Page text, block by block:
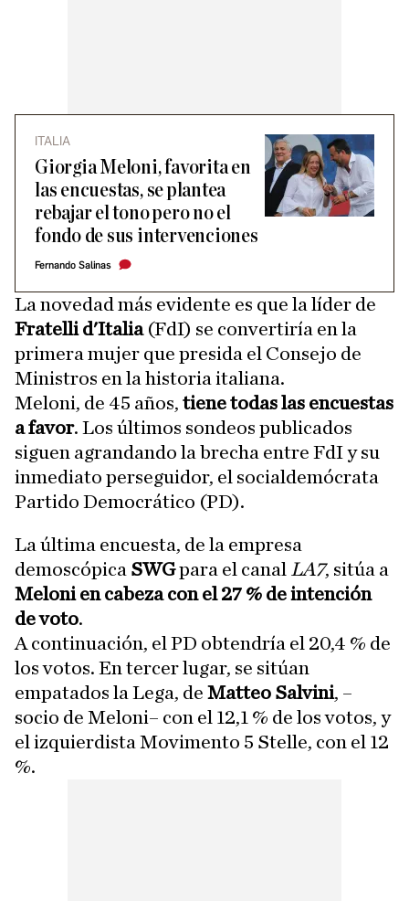
ITALIA
Giorgia Meloni, favorita en
las encuestas, se plantea
rebajar el tono pero no el
fondo de sus intervenciones
Fernando Salinas
La novedad más evidente es que la líder de
Fratelli d'Italia(FdI) se convertiría en la
primera mujer que presida el Consejo de
Ministros en la historia italiana.
Meloni, de 45 años, tiene todas las encuestas
a favor. Los últimos sondeos publicados
siguen agrandando la brecha entre FdI y su
inmediato perseguidor, el socialdemócrata
Partido Democrático (PD).
La última encuesta, de la empresa
demoscópica SWGpara el canal LA7, sitúa a
Meloni en cabeza con el 27 % de intención
de voto.
A continuación, el PD obtendría el 20,4 % de
los votos. En tercer lugar, se sitúan
empatados la Lega, de Matteo Salvini, –
socio de Meloni– con el 12,1 % de los votos, y
el izquierdista Movimento 5 Stelle, con el 12
%.